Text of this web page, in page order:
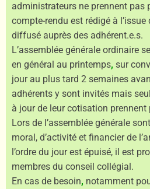
administrateurs ne prennent pas
compte-rendu est rédigé à
diffusé auprès des adhérent.e.s.
L’assemblée générale ordinaire
en général au printemps, sur
jour au plus tard 2 semaines
adhérents y sont invités mais
à jour de leur cotisation prennent
Lors de l’assemblée générale
moral, d’activité et financier de
l’ordre du jour est épuisé, il est
membres du conseil collégial.
En cas de besoin, notamment